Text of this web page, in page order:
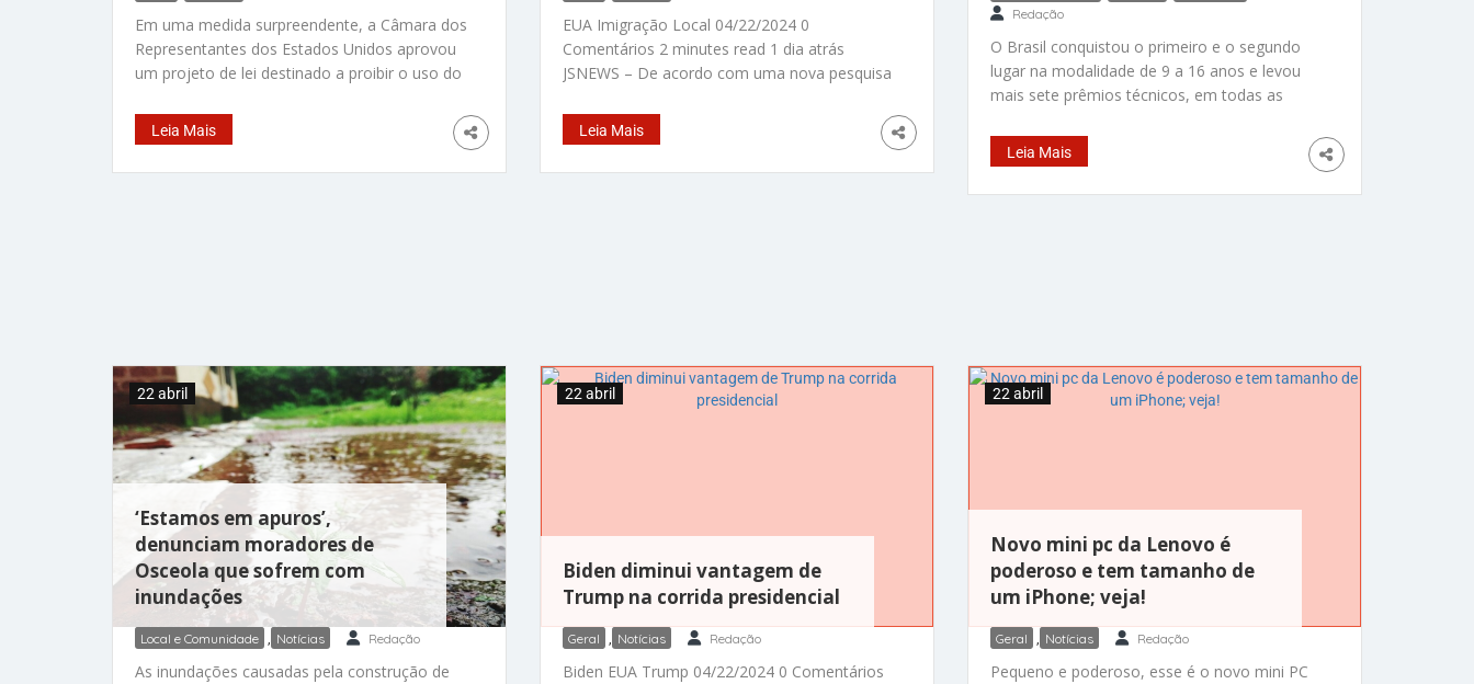
Em uma medida surpreendente, a Câmara dos
Representantes dos Estados Unidos aprovou
um projeto de lei destinado a proibir o uso do
vídeos, TikTok, a menos que o mesmo corte
laços com sua matriz chinesa, ByteDance, e
com a China. Esta medida, que contou com o
Leia Mais
EUA Imigração Local 04/22/2024 0
Comentários 2 minutes read 1 dia atrás
JSNEWS – De acordo com uma nova pesquisa
News/CommonWealth Beacon e conduzida
pelo MassINC Polling Group com mais de
1.000 eleitores de Massachusetts entre os
Leia Mais
Redação
O Brasil conquistou o primeiro e o segundo
lugar na modalidade de 9 a 16 anos e levou
mais sete prêmios técnicos, em todas as
começou quarta-feira (17) e terminou na
sábado (20) em Houston, no Texas. O Mundial
de Robótica da FIRST ocorre anualmente e
Leia Mais
‘Estamos em apuros’,
denunciam moradores de
Osceola que sofrem com
inundações
22 abril
Local e Comunidade , Notícias Redação
As inundações causadas pela construção de
Biden diminui vantagem de
Trump na corrida presidencial
22 abril
Geral , Notícias Redação
Biden EUA Trump 04/22/2024 0 Comentários
Novo mini pc da Lenovo é
poderoso e tem tamanho de
um iPhone; veja!
22 abril
Geral , Notícias Redação
Pequeno e poderoso, esse é o novo mini PC